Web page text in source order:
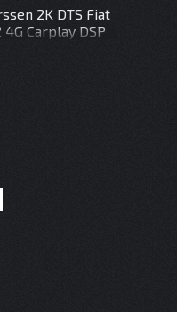
2K DTS Fiat
Carplay DSP